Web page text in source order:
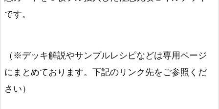
です。
（※デッキ解説やサンプルレシピなどは専用ページ
にまとめております。下記のリンク先をご参照くだ
さい）